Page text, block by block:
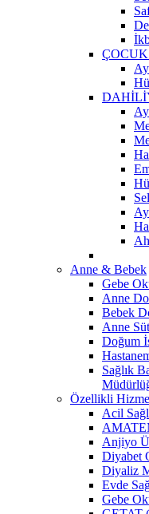
Anne & Bebek
Gebe
Anne
Bebek
Anne
Doğum
Sağlık
Özellikli
Acil
Anjiyo
Diyabet
Diyaliz
Evde
Gebe